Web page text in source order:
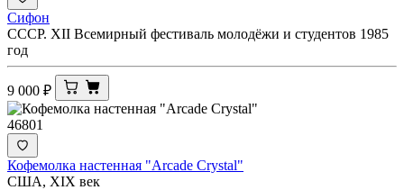
Сифон
СССР. XII Всемирный фестиваль молодёжи и студентов 1985
год
9 000 ₽
46801
Кофемолка настенная "Arcade Crystal"
США, XIX век